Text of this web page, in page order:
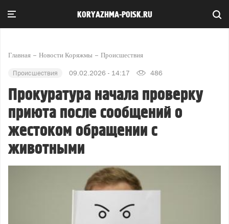
KORYAZHMA-POISK.RU
Главная Новости Коряжмы Происшествия
Происшествия 09.02.2026 - 14:17 486
Прокуратура начала проверку
приюта после сообщений о
жестоком обращении с
животными